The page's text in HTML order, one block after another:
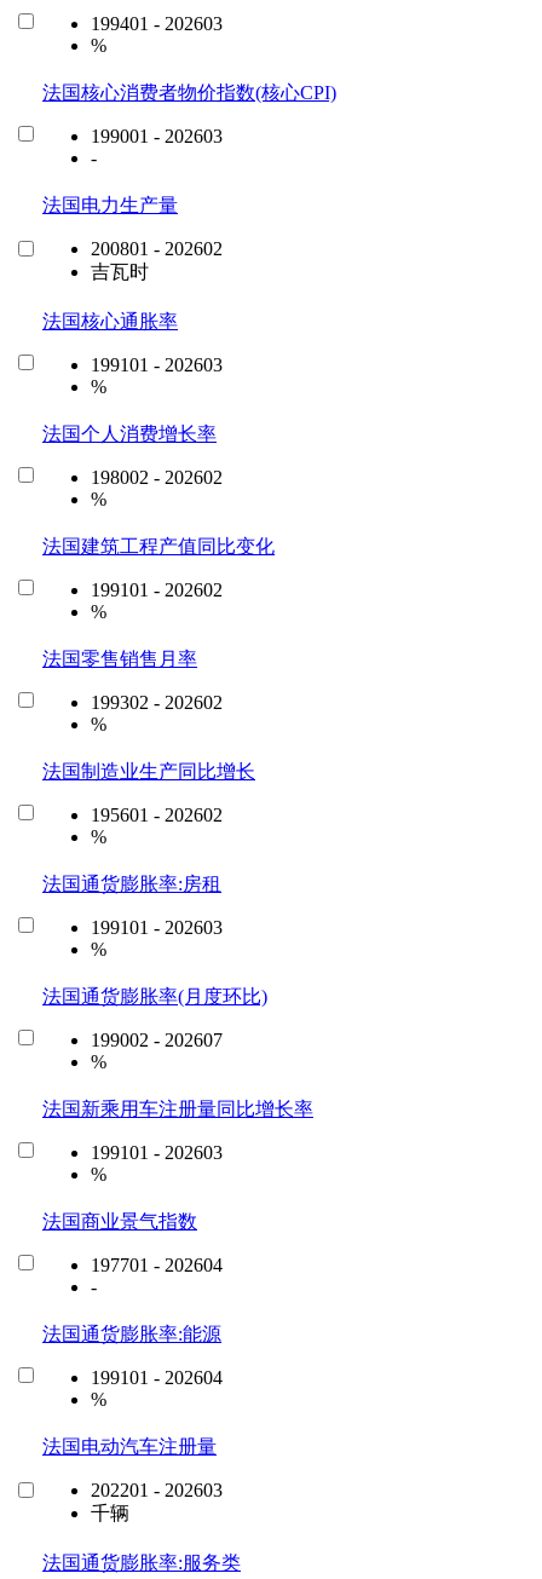
199401 - 202603
%
法国核心消费者物价指数(核心CPI)
199001 - 202603
-
法国电力生产量
200801 - 202602
吉瓦时
法国核心通胀率
199101 - 202603
%
法国个人消费增长率
198002 - 202602
%
法国建筑工程产值同比变化
199101 - 202602
%
法国零售销售月率
199302 - 202602
%
法国制造业生产同比增长
195601 - 202602
%
法国通货膨胀率:房租
199101 - 202603
%
法国通货膨胀率(月度环比)
199002 - 202607
%
法国新乘用车注册量同比增长率
199101 - 202603
%
法国商业景气指数
197701 - 202604
-
法国通货膨胀率:能源
199101 - 202604
%
法国电动汽车注册量
202201 - 202603
千辆
法国通货膨胀率:服务类